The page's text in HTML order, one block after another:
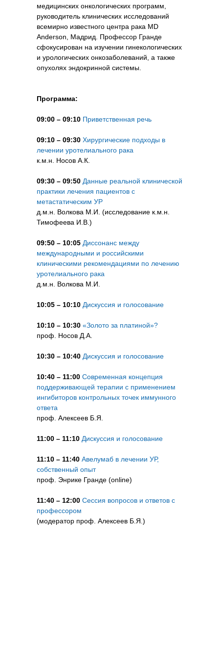
медицинских онкологических программ,
руководитель клинических исследований
всемирно известного центра рака MD
Anderson, Мадрид. Профессор Гранде
сфокусирован на изучении гинекологических
и урологических онкозаболеваний, а также
опухолях эндокринной системы.
Программа:
09:00 – 09:10 Приветственная речь
09:10 – 09:30 Хирургические подходы в
лечении уротелиального рака
к.м.н. Носов А.К.
09:30 – 09:50 Данные реальной клинической
практики лечения пациентов с
метастатическим УР
д.м.н. Волкова М.И. (исследование к.м.н.
Тимофеева И.В.)
09:50 – 10:05 Диссонанс между
международными и российскими
клиническими рекомендациями по лечению
уротелиального рака
д.м.н. Волкова М.И.
10:05 – 10:10 Дискуссия и голосование
10:10 – 10:30 «Золото за платиной»?
проф. Носов Д.А.
10:30 – 10:40 Дискуссия и голосование
10:40 – 11:00 Современная концепция
поддерживающей терапии с применением
ингибиторов контрольных точек иммунного
ответа
проф. Алексеев Б.Я.
11:00 – 11:10 Дискуссия и голосование
11:10 – 11:40 Авелумаб в лечении УР,
собственный опыт
проф. Энрике Гранде (online)
11:40 – 12:00 Сессия вопросов и ответов с
профессором
(модератор проф. Алексеев Б.Я.)